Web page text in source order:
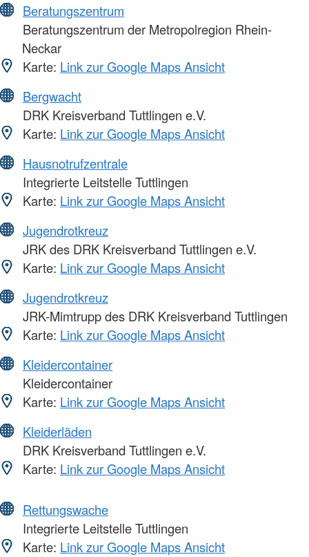
Beratungszentrum
Beratungszentrum der Metropolregion Rhein-
Neckar
Karte: Link zur Google Maps Ansicht
Bergwacht
DRK Kreisverband Tuttlingen e.V.
Karte: Link zur Google Maps Ansicht
Hausnotrufzentrale
Integrierte Leitstelle Tuttlingen
Karte: Link zur Google Maps Ansicht
Jugendrotkreuz
JRK des DRK Kreisverband Tuttlingen e.V.
Karte: Link zur Google Maps Ansicht
Jugendrotkreuz
JRK-Mimtrupp des DRK Kreisverband Tuttlingen
Karte: Link zur Google Maps Ansicht
Kleidercontainer
Kleidercontainer
Karte: Link zur Google Maps Ansicht
Kleiderläden
DRK Kreisverband Tuttlingen e.V.
Karte: Link zur Google Maps Ansicht
Rettungswache
Integrierte Leitstelle Tuttlingen
Karte: Link zur Google Maps Ansicht